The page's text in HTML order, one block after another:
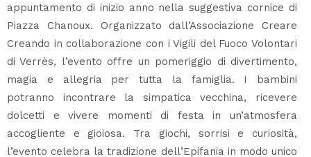
appuntamento di inizio anno nella suggestiva cornice di
Piazza Chanoux. Organizzato dall’Associazione Creare
Creando in collaborazione con i Vigili del Fuoco Volontari
di Verrès, l’evento offre un pomeriggio di divertimento,
magia e allegria per tutta la famiglia. I bambini
potranno incontrare la simpatica vecchina, ricevere
dolcetti e vivere momenti di festa in un’atmosfera
accogliente e gioiosa. Tra giochi, sorrisi e curiosità,
l’evento celebra la tradizione dell’Epifania in modo unico